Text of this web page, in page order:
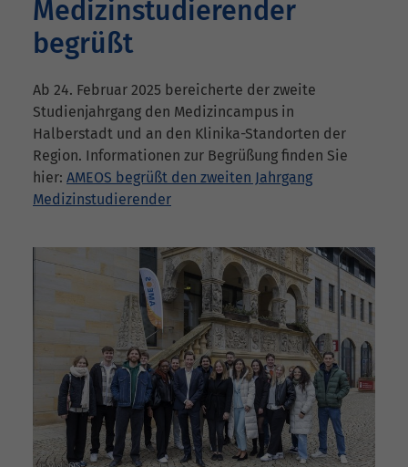
Medizinstudierender
begrüßt
Ab 24. Februar 2025 bereicherte der zweite
Studienjahrgang den Medizincampus in
Halberstadt und an den Klinika-Standorten der
Region. Informationen zur Begrüßung finden Sie
hier: AMEOS begrüßt den zweiten Jahrgang
Medizinstudierender